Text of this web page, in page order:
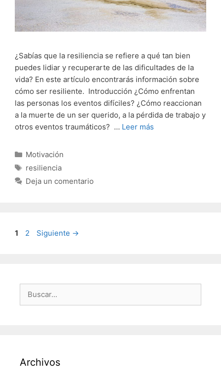
¿Sabías que la resiliencia se refiere a qué tan bien
puedes lidiar y recuperarte de las dificultades de la
vida? En este artículo encontrarás información sobre
cómo ser resiliente. Introducción ¿Cómo enfrentan
las personas los eventos difíciles? ¿Cómo reaccionan
a la muerte de un ser querido, a la pérdida de trabajo y
otros eventos traumáticos? … Leer más
Categorías
Motivación
Etiquetas
resiliencia
Deja un comentario
Página
1 Página
2 Siguiente →
Archivos